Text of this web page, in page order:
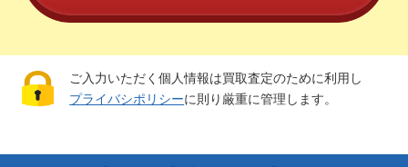
ご入力いただく個人情報は買取査定のために利用し
プライバシポリシーに則り厳重に管理します。